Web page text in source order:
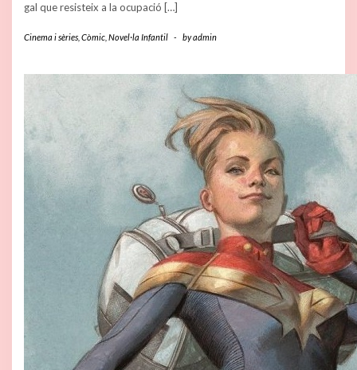
gal que resisteix a la ocupació […]
Cinema i sèries Còmic Novel·la Infantil - byadmin